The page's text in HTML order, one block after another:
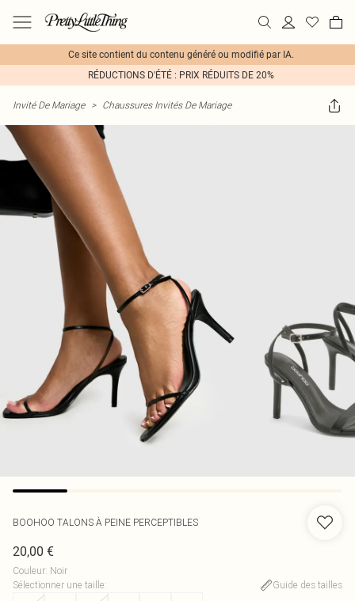
Ce site contient du contenu généré ou modifié par IA.
RÉDUCTIONS D'ÉTÉ : PRIX RÉDUITS DE 20%
Invité De Mariage > Chaussures Invités De Mariage
BOOHOO TALONS À PEINE PERCEPTIBLES
20,00 €
Couleur: Noir
Sélectionner une taille:
Guide des tailles